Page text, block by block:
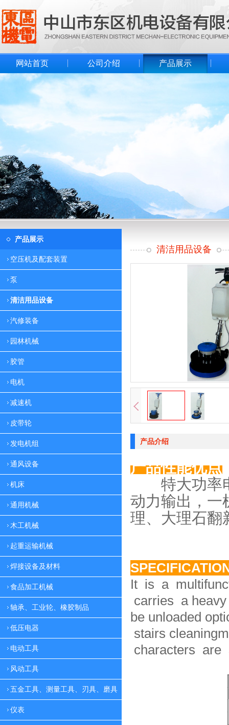
网站首页 公司介绍 产品展示
产品展示
空压机及配套装置
泵
清洁用品设备
汽修装备
园林机械
胶管
电机
减速机
皮带轮
发电机组
通风设备
机床
通用机械
木工机械
起重运输机械
焊接设备及材料
食品加工机械
轴承、工业轮、橡胶制品
低压电器
电动工具
风动工具
五金工具、测量工具、刃具、磨具
仪表
清洁用品设备
产品介绍
产品性能优点
特大功率电
动力输出，一
理、大理石翻
It is a
carries a
be unloaded
stairs
characters